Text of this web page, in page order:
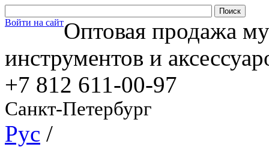
Войти на сайтОптовая продажа
инструментов и
+7 812 611-00-97
Санкт-Петербург
Рус /